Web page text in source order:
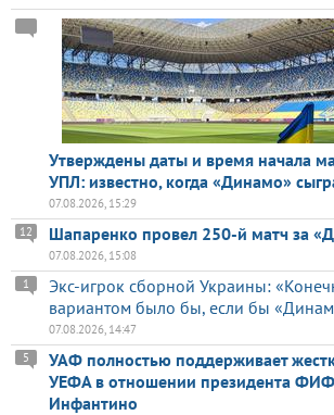
Утверждены даты и время начала
УПЛ: известно, когда «Динамо»
07.08.2026, 15:29
Шапаренко провел 250-й матч за
12
07.08.2026, 15:08
Экс-игрок сборной Украины:
вариантом было бы, если бы
1
07.08.2026, 14:47
УАФ полностью поддерживает
УЕФА в отношении президента
Инфантино
5